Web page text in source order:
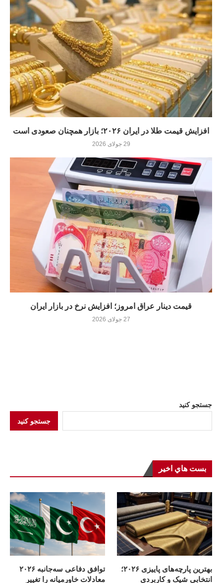
افزایش قیمت طلا در ایران ۲۰۲۶؛ بازار همچنان صعودی است
29 جولای 2026
قیمت دینار عراق امروز؛ افزایش نرخ در بازار ایران
27 جولای 2026
جستجو کنید
جستجو کنید
بست هاي اخير
بهترین پارچه‌های پاییزی ۲۰۲۶؛
انتخابی شیک و کاربردی
توافق دفاعی سه‌جانبه ۲۰۲۶
معادلات خاورمیانه را تغییر